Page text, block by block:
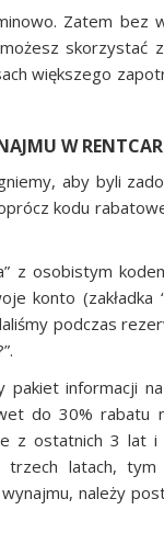
Zatem bez
skorzystać
większego
W
aby byli
kodu
z osobistym
konto
podczas
informacji
do 30% rabatu
z ostatnich 3 lat
trzech latach,
należy